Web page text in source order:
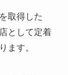
取得した
として定着
ます。